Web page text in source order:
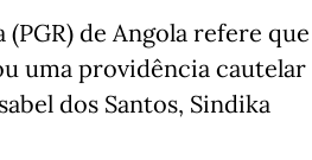
de Angola refere que
uma providência cautelar
dos Santos, Sindika